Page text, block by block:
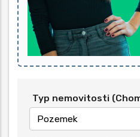
Typ nemovitosti